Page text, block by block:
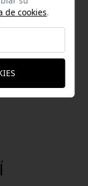
en P.R.C
de cookies.